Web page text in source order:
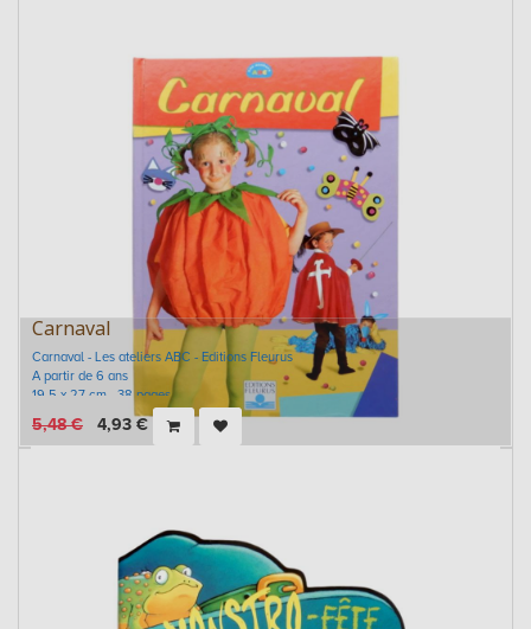
Carnaval
Carnaval - Les ateliers ABC - Editions Fleurus
A partir de 6 ans
19,5 x 27 cm - 38 pages
5,48€ 4,93 €